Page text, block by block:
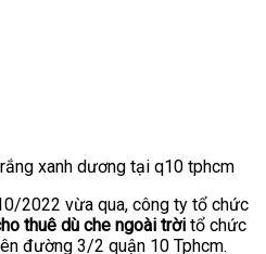
xanh dương tại q10 tphcm
2022 vừa qua, công ty tổ chức
thuê dù che ngoài trời tổ chức
đường 3/2 quận 10 Tphcm.